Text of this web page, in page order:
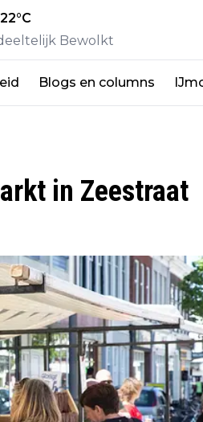
22°C
Bewolkt
Blogs en columns
in Zeestraat